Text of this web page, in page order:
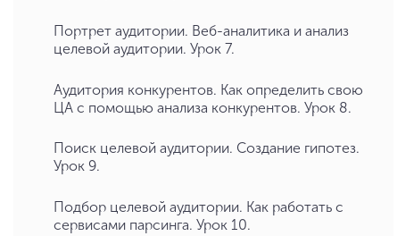
Портрет аудитории. Веб-аналитика и анализ
целевой аудитории. Урок 7.
Аудитория конкурентов. Как определить свою
ЦА с помощью анализа конкурентов. Урок 8.
Поиск целевой аудитории. Создание гипотез.
Урок 9.
Подбор целевой аудитории. Как работать с
сервисами парсинга. Урок 10.